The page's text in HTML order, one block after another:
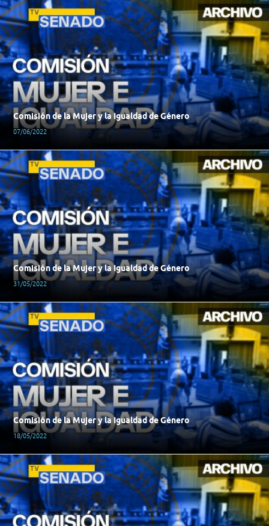
Comisión de la Mujer y la Igualdad de Género
07/06/2022
Comisión de la Mujer y la Igualdad de Género
31/05/2022
Comisión de la Mujer y la Igualdad de Género
18/05/2022